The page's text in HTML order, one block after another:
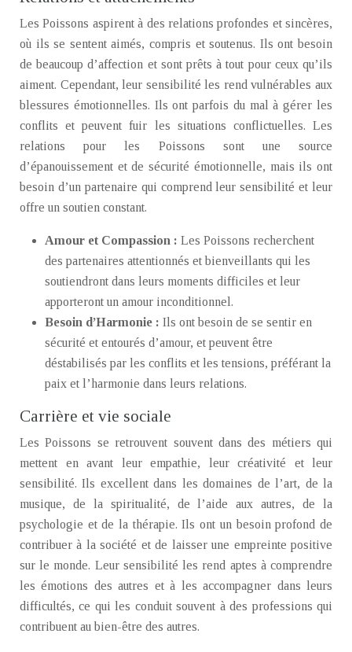
Les Poissons aspirent à des relations profondes et sincères,
où ils se sentent aimés, compris et soutenus. Ils ont besoin
de beaucoup d’affection et sont prêts à tout pour ceux qu’ils
aiment. Cependant, leur sensibilité les rend vulnérables aux
blessures émotionnelles. Ils ont parfois du mal à gérer les
conflits et peuvent fuir les situations conflictuelles. Les
relations pour les Poissons sont une source
d’épanouissement et de sécurité émotionnelle, mais ils ont
besoin d’un partenaire qui comprend leur sensibilité et leur
offre un soutien constant.
Amour et Compassion : Les Poissons recherchent
des partenaires attentionnés et bienveillants qui les
soutiendront dans leurs moments difficiles et leur
apporteront un amour inconditionnel.
Besoin d’Harmonie : Ils ont besoin de se sentir en
sécurité et entourés d’amour, et peuvent être
déstabilisés par les conflits et les tensions, préférant la
paix et l’harmonie dans leurs relations.
Carrière et vie sociale
Les Poissons se retrouvent souvent dans des métiers qui
mettent en avant leur empathie, leur créativité et leur
sensibilité. Ils excellent dans les domaines de l’art, de la
musique, de la spiritualité, de l’aide aux autres, de la
psychologie et de la thérapie. Ils ont un besoin profond de
contribuer à la société et de laisser une empreinte positive
sur le monde. Leur sensibilité les rend aptes à comprendre
les émotions des autres et à les accompagner dans leurs
difficultés, ce qui les conduit souvent à des professions qui
contribuent au bien-être des autres.